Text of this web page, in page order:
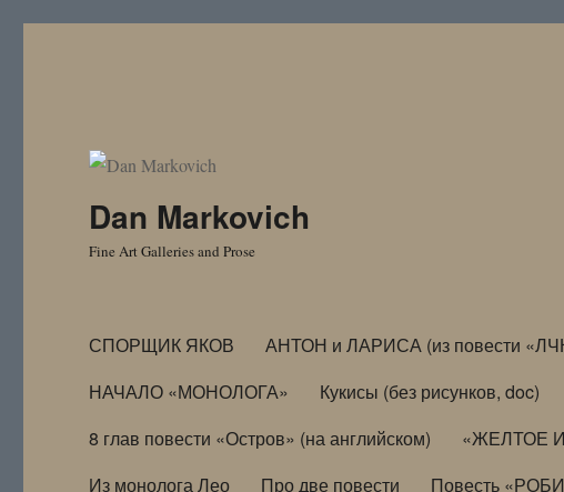
Dan Markovich
Fine Art Galleries and Prose
СПОРЩИК ЯКОВ АНТОН и ЛАРИСА (из повести
НАЧАЛО «МОНОЛОГА»
Кукисы (без рисунков, doc)
8 глав повести «Остров» (на английском)
«ЖЕЛТОЕ И
Из монолога Лео
Про две повести Повесть